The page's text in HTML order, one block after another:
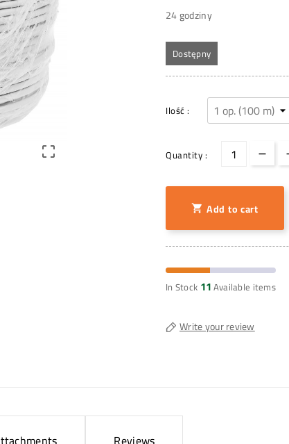

24 godziny
Dostępny
Ilość :
Quantity :
 Add to cart
In Stock 11Available items
Write your review